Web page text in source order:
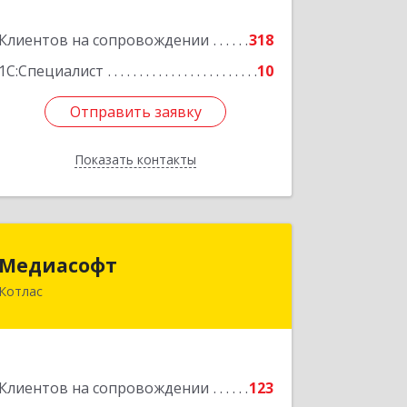
Клиентов на сопровождении
318
1С:Специалист
10
Отправить заявку
Показать контакты
Подробнее
Отправить заявку
Назад
Медиасофт
Котлас
Клиентов на сопровождении
123
165300, Архангельская обл, Котлас г,